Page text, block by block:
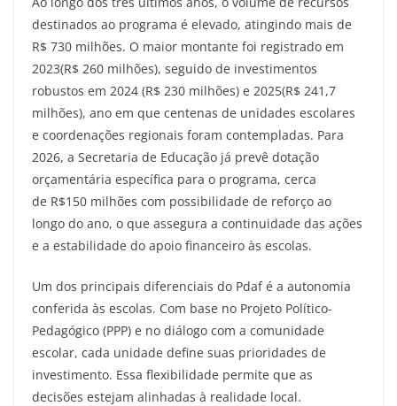
destinados ao programa é elevado, atingindo mais de
R$ 730 milhões. O maior montante foi registrado em
2023(R$ 260 milhões), seguido de investimentos
robustos em 2024 (R$ 230 milhões) e 2025(R$ 241,7
milhões), ano em que centenas de unidades escolares
e coordenações regionais foram contempladas. Para
2026, a Secretaria de Educação já prevê dotação
orçamentária específica para o programa, cerca
de R$150 milhões com possibilidade de reforço ao
longo do ano, o que assegura a continuidade das ações
e a estabilidade do apoio financeiro às escolas.
Um dos principais diferenciais do Pdaf é a autonomia
conferida às escolas. Com base no Projeto Político-
Pedagógico (PPP) e no diálogo com a comunidade
escolar, cada unidade define suas prioridades de
investimento. Essa flexibilidade permite que as
decisões estejam alinhadas à realidade local.